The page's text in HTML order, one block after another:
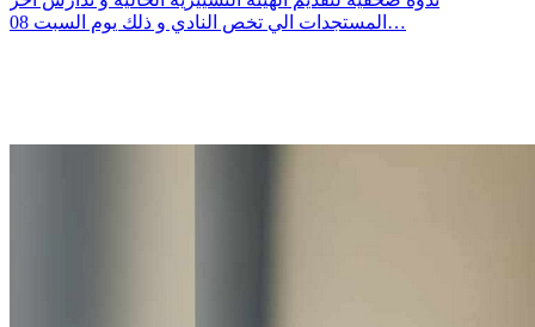
المستجدات الي تخص النادي و ذلك يوم السبت 08…